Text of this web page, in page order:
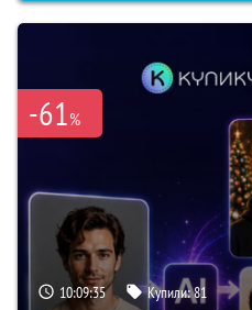
-61%
10:09:34 Купили:81